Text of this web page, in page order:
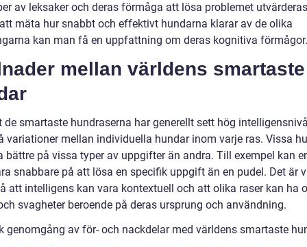
av leksaker och deras förmåga att lösa problemet
mäta hur snabbt och effektivt hundarna klarar av de olika
kan man få en uppfattning om deras kognitiva förmågor.
mellan världens smartaste
de smartaste hundraserna har generellt sett hög
variationer mellan individuella hundar inom varje ras. Vissa
bättre på vissa typer av uppgifter än andra. Till exempel kan
snabbare på att lösa en specifik uppgift än en pudel. Det är
att intelligens kan vara kontextuell och att olika raser kan ha
svagheter beroende på deras ursprung och användning.
genomgång av för- och nackdelar med världens smartaste